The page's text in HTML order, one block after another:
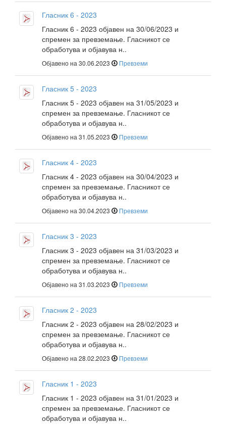
Гласник 6 - 2023
Гласник 6 - 2023 објавен на 30/06/2023 и
спремен за превземање. Гласникот се
обработува и објавува н..
Објавено на 30.06.2023 Превземи
Гласник 5 - 2023
Гласник 5 - 2023 објавен на 31/05/2023 и
спремен за превземање. Гласникот се
обработува и објавува н..
Објавено на 31.05.2023 Превземи
Гласник 4 - 2023
Гласник 4 - 2023 објавен на 30/04/2023 и
спремен за превземање. Гласникот се
обработува и објавува н..
Објавено на 30.04.2023 Превземи
Гласник 3 - 2023
Гласник 3 - 2023 објавен на 31/03/2023 и
спремен за превземање. Гласникот се
обработува и објавува н..
Објавено на 31.03.2023 Превземи
Гласник 2 - 2023
Гласник 2 - 2023 објавен на 28/02/2023 и
спремен за превземање. Гласникот се
обработува и објавува н..
Објавено на 28.02.2023 Превземи
Гласник 1 - 2023
Гласник 1 - 2023 објавен на 31/01/2023 и
спремен за превземање. Гласникот се
обработува и објавува н..